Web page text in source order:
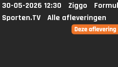
30-05-2026 12:30 Ziggo
Sporten.TV
Alle afleveringen